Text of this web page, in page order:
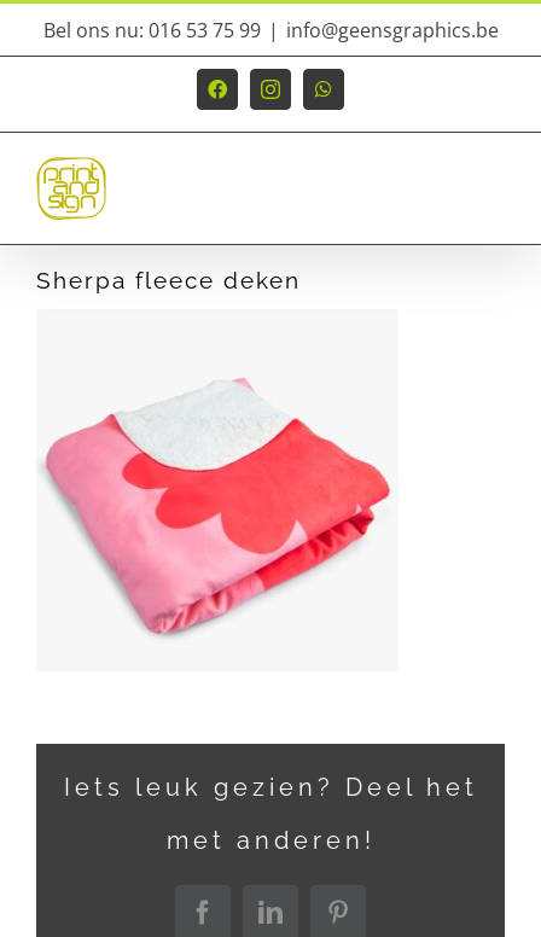
Ga
inhoud
Bel ons nu: 016 53 75 99 | info@geensgraphics.be
FacebookInstagramWhatsApp
Sherpa fleece deken
Iets leuk gezien? Deel het
met anderen!
FacebookLinkedInPinterest